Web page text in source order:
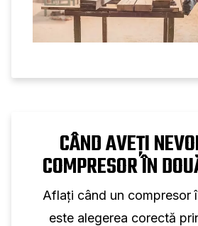
CÂND AVEȚI
COMPRESOR ÎN
Aflați când un compresor
este alegerea corectă